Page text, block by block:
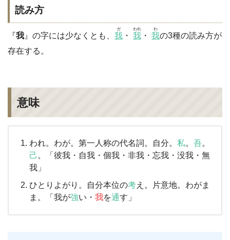
読み方
『我』の字には少なくとも、 我
ガ
・ 我
われ
・ 我
わ
の3種の読み方が
存在する。
意味
われ。わが。第一人称の代名詞。自分。 私。 吾。
己 。「彼我・自我・個我・非我・忘我・没我・無
我」
ひとりよがり。自分本位の考え。片意地。わがま
ま。「我が強い・ 我を通す」